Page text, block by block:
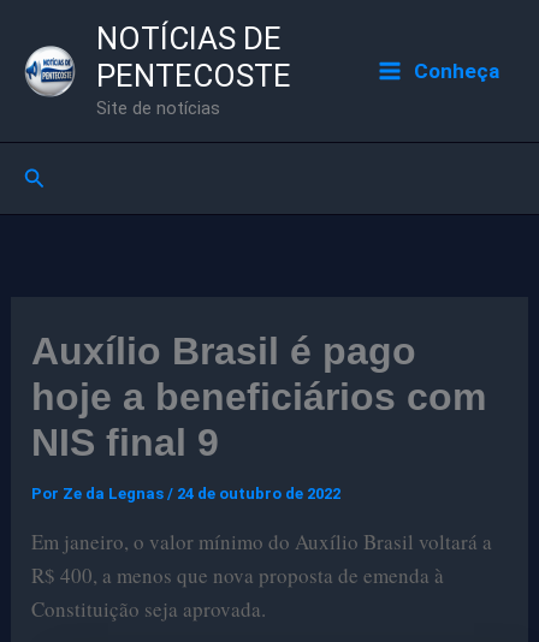
para
NOTÍCIAS DE
PENTECOSTE
Site de notícias
Conheça
Pesquisar
Auxílio Brasil é pago
hoje a beneficiários com
NIS final 9
Por Ze da Legnas/ 24 de outubro de 2022
Em janeiro, o valor mínimo do Auxílio Brasil voltará a
R$ 400, a menos que nova proposta de emenda à
Constituição seja aprovada.